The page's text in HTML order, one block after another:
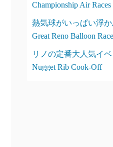
Championship Air
熱気球がいっぱい浮
Great Reno Balloon Race
リノの定番大人気イ
Nugget Rib Cook-Off